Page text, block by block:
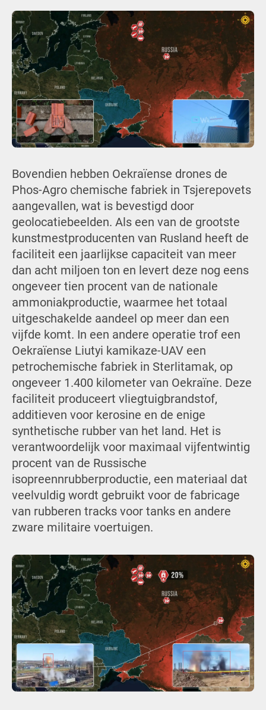
Bovendien hebben Oekraïense drones de
Phos-Agro chemische fabriek in Tsjerepovets
aangevallen, wat is bevestigd door
geolocatiebeelden. Als een van de grootste
kunstmestproducenten van Rusland heeft de
faciliteit een jaarlijkse capaciteit van meer
dan acht miljoen ton en levert deze nog eens
ongeveer tien procent van de nationale
ammoniakproductie, waarmee het totaal
uitgeschakelde aandeel op meer dan een
vijfde komt. In een andere operatie trof een
Oekraïense Liutyi kamikaze-UAV een
petrochemische fabriek in Sterlitamak, op
ongeveer 1.400 kilometer van Oekraïne. Deze
faciliteit produceert vliegtuigbrandstof,
additieven voor kerosine en de enige
synthetische rubber van het land. Het is
verantwoordelijk voor maximaal vijfentwintig
procent van de Russische
isopreennrubberproductie, een materiaal dat
veelvuldig wordt gebruikt voor de fabricage
van rubberen tracks voor tanks en andere
zware militaire voertuigen.